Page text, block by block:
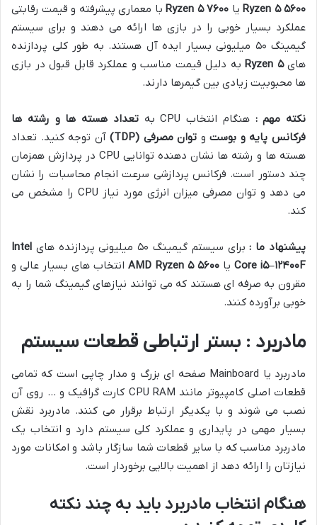
Ryzen ۵ ۵۶۰۰ یا Ryzen ۵ ۷۶۰۰
با معماری پیشرفته و قیمت رقابتی
عملکرد بسیار خوبی را در بازی ها ارائه می دهند و برای سیستم
گیمینگ ۵۰ میلیونی بسیار ایده آل هستند. به طور کلی پردازنده
های
Ryzen ۵
به دلیل قیمت مناسب و عملکرد قابل قبول در بازی
ها محبوبیت زیادی بین گیمرها دارند.
نکته مهم :هنگام انتخاب CPU به
تعداد هسته ها و رشته ها
فرکانس پایه و بوستو توان مصرفی (TDP)
آن توجه کنید. تعداد
هسته ها و رشته ها نشان دهنده توانایی CPU در پردازش همزمان
چند دستور است. فرکانس پردازشی سرعت انجام محاسبات را نشان
می دهد و توان مصرفی میزان انرژی مورد نیاز CPU را مشخص می
کند.
پیشنهاد ما : برای سیستم گیمینگ ۵۰ میلیونی پردازنده های
Intel
Core i۵–۱۲۴۰۰F یا AMD Ryzen ۵ ۵۶۰۰
انتخاب های بسیار عالی و
مقرون به صرفه ای هستند که می توانند نیازهای گیمینگ شما را به
خوبی برآورده کنند.
مادربرد : بستر ارتباطی قطعات سیستم
مادربرد یا Mainboard صفحه ای بزرگ و مدار چاپی است که تمامی
قطعات اصلی کامپیوتر مانند CPU RAM کارت گرافیک و … روی آن
نصب می شوند و با یکدیگر ارتباط برقرار می کنند. مادربرد نقش
بسیار مهمی در پایداری و عملکرد کلی سیستم دارد و انتخاب یک
مادربرد مناسب که با سایر قطعات شما سازگار باشد و امکانات مورد
نیازتان را ارائه دهد از اهمیت بالایی برخوردار است.
هنگام انتخاب مادربرد باید به چند نکته